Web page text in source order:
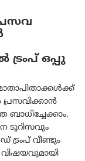
ഒപ്പു
ടൂറിസവും
വീണ്ടും
വിഷയവുമായി